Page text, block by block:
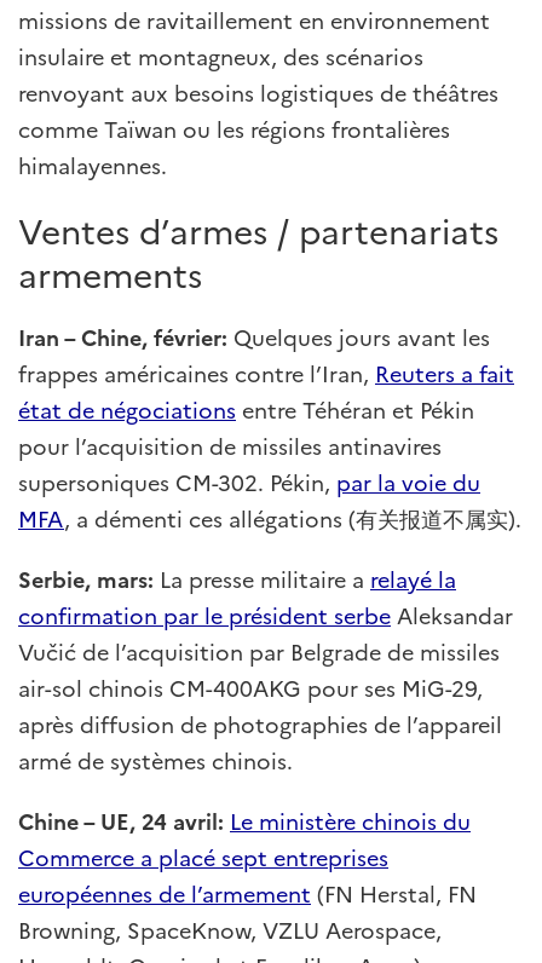
missions de ravitaillement en environnement
insulaire et montagneux, des scénarios
renvoyant aux besoins logistiques de théâtres
comme Taïwan ou les régions frontalières
himalayennes.
Ventes d’armes / partenariats
armements
Iran – Chine, février: Quelques jours avant les
frappes américaines contre l’Iran, Reuters a fait
état de négociations entre Téhéran et Pékin
pour l’acquisition de missiles antinavires
supersoniques CM-302. Pékin, par la voie du
MFA, a démenti ces allégations (有关报道不属实).
Serbie, mars: La presse militaire a relayé la
confirmation par le président serbe Aleksandar
Vučić de l’acquisition par Belgrade de missiles
air-sol chinois CM-400AKG pour ses MiG-29,
après diffusion de photographies de l’appareil
armé de systèmes chinois.
Chine – UE, 24 avril: Le ministère chinois du
Commerce a placé sept entreprises
européennes de l’armement (FN Herstal, FN
Browning, SpaceKnow, VZLU Aerospace,